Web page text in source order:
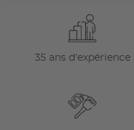
35 ans d'expérience